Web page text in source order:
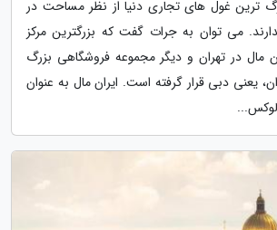
ترین غول های تجاری دنیا از نظر مساحت در
ندارند. می توان به جرات گفت که بزرگترین مرکز
مال در تهران و دیگر مجموعه فروشگاهی بزرگ
یعنی دبی قرار گرفته است. ایران مال به عنوان